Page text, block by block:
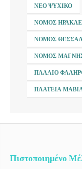
ΝΈΟ ΨΥΧΙΚΌ
ΝΟΜΌΣ
ΝΟΜΌΣ
ΝΟΜΌΣ
ΠΑΛΑΙΌ
ΠΛΑΤΕΊΑ
Πιστοποιημένο